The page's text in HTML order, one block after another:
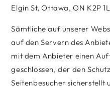
Elgin St, Ottawa, ON K2P
Sämtliche auf unserer
auf den Servern des
mit dem Anbieter einen
geschlossen, der den
Seitenbesucher sicherstellt